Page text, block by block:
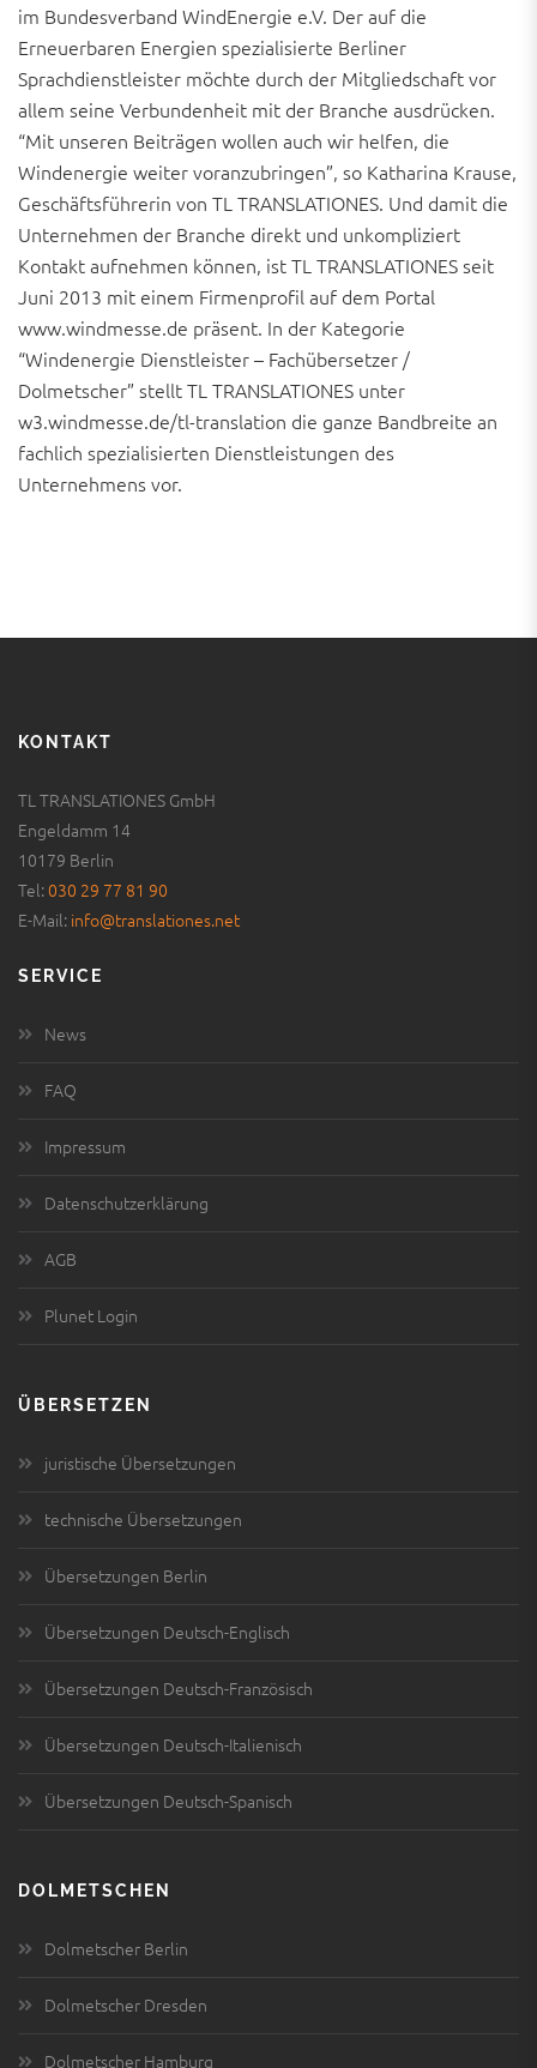
im Bundesverband WindEnergie e.V. Der auf die
Erneuerbaren Energien spezialisierte Berliner
Sprachdienstleister möchte durch der Mitgliedschaft vor
allem seine Verbundenheit mit der Branche ausdrücken.
“Mit unseren Beiträgen wollen auch wir helfen, die
Windenergie weiter voranzubringen”, so Katharina Krause,
Geschäftsführerin von TL TRANSLATIONES. Und damit die
Unternehmen der Branche direkt und unkompliziert
Kontakt aufnehmen können, ist TL TRANSLATIONES seit
Juni 2013 mit einem Firmenprofil auf dem Portal
www.windmesse.de präsent. In der Kategorie
“Windenergie Dienstleister – Fachübersetzer /
Dolmetscher” stellt TL TRANSLATIONES unter
w3.windmesse.de/tl-translation die ganze Bandbreite an
fachlich spezialisierten Dienstleistungen des
Unternehmens vor.
KONTAKT
TL TRANSLATIONES GmbH
Engeldamm 14
10179 Berlin
Tel:030 29 77 81 90
E-Mail: info@translationes.net
SERVICE
News
FAQ
Impressum
Datenschutzerklärung
AGB
Plunet Login
ÜBERSETZEN
juristische Übersetzungen
technische Übersetzungen
Übersetzungen Berlin
Übersetzungen Deutsch-Englisch
Übersetzungen Deutsch-Französisch
Übersetzungen Deutsch-Italienisch
Übersetzungen Deutsch-Spanisch
DOLMETSCHEN
Dolmetscher Berlin
Dolmetscher Dresden
Dolmetscher Hamburg